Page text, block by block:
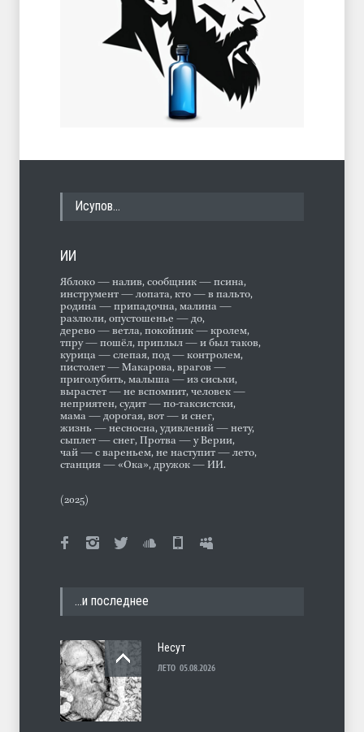
Исупов…
ИИ
Яблоко — налив, сообщник — псина,
инструмент — лопата, кто — в пальто,
родина — припадочна, малина —
разлюли, опустошенье — до,
дерево — ветла, покойник — кролем,
тпру — пошёл, приплыл — и был таков,
курица — слепая, под — контролем,
пистолет — Макарова, врагов —
приголубить, малыша — из сиськи,
вырастет — не вспомнит, человек —
неприятен, судит — по-таксистски,
мама — дорогая, вот — и снег,
жизнь — несносна, удивлений — нету,
сыплет — снег, Протва — у Верии,
чай — с вареньем, не наступит — лето,
станция — «Ока», дружок — ИИ.
(2025)
…и последнее
Несут
ЛЕТО 05.08.2026